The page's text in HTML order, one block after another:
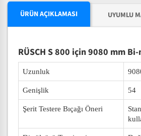
ÜRÜN AÇIKLAMASI UYUMLU
RÜSCH S 800 için 9080 mm
Uzunluk
Genişlik 54
Şerit Testere Bıçağı Öneri